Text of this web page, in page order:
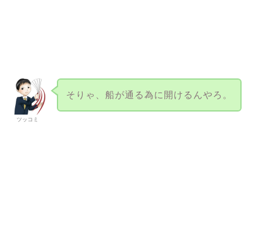
ツッコミ
そりゃ、船が通る為に開けるんやろ。